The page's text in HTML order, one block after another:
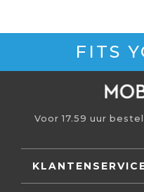
FITS
Voor 17.59 uur